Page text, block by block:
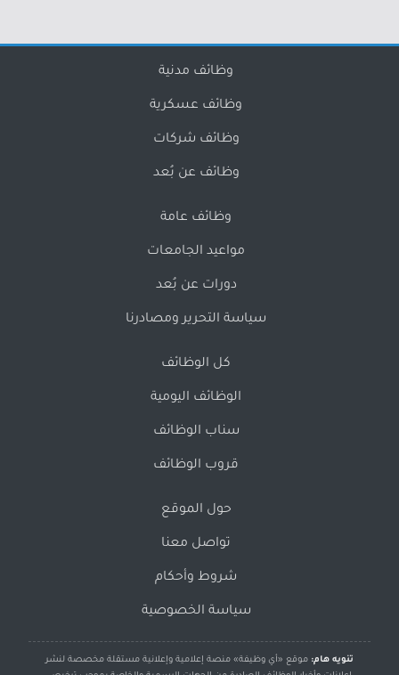
وظائف مدنية
وظائف عسكرية
وظائف شركات
وظائف عن بُعد
وظائف عامة
مواعيد الجامعات
دورات عن بُعد
سياسة التحرير ومصادرنا
كل الوظائف
الوظائف اليومية
سناب الوظائف
قروب الوظائف
حول الموقع
تواصل معنا
شروط وأحكام
سياسة الخصوصية
تنويه هام: موقع «أي وظيفة» منصة إعلامية وإعلانية مستقلة مخصصة لنشر